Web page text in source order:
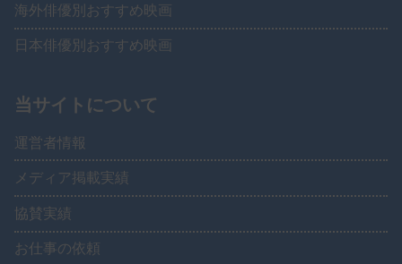
海外俳優別おすすめ映画
日本俳優別おすすめ映画
当サイトについて
運営者情報
メディア掲載実績
協賛実績
お仕事の依頼